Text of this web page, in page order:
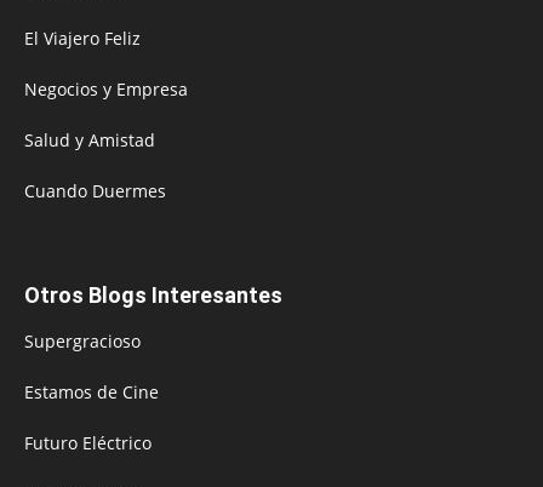
El Viajero Feliz
Negocios y Empresa
Salud y Amistad
Cuando Duermes
Otros Blogs Interesantes
Supergracioso
Estamos de Cine
Futuro Eléctrico